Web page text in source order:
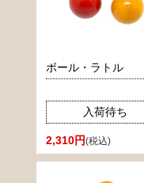
ボール・ラトル
入荷待ち
2,310円(税込)